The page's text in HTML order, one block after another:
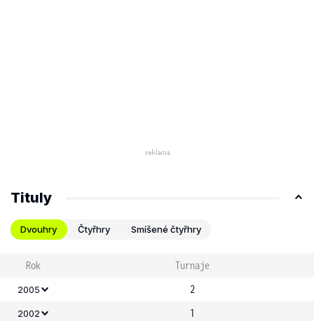
Tituly
Dvouhry Čtyřhry Smíšené čtyřhry
Rok Turnaje
2005 2
2002 1